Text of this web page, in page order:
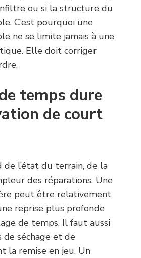
ou si la structure du
C’est pourquoi une
ne se limite jamais à une
Elle doit corriger
temps dure
de court
de l’état du terrain, de la
des réparations. Une
peut être relativement
reprise plus profonde
de temps. Il faut aussi
de séchage et de
la remise en jeu. Un